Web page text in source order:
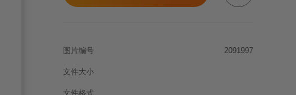
图片编号 2091997
文件大小
文件格式